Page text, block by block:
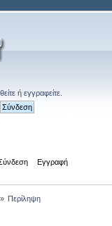
ή εγγραφείτε
Εγγραφή
» Περίληψη